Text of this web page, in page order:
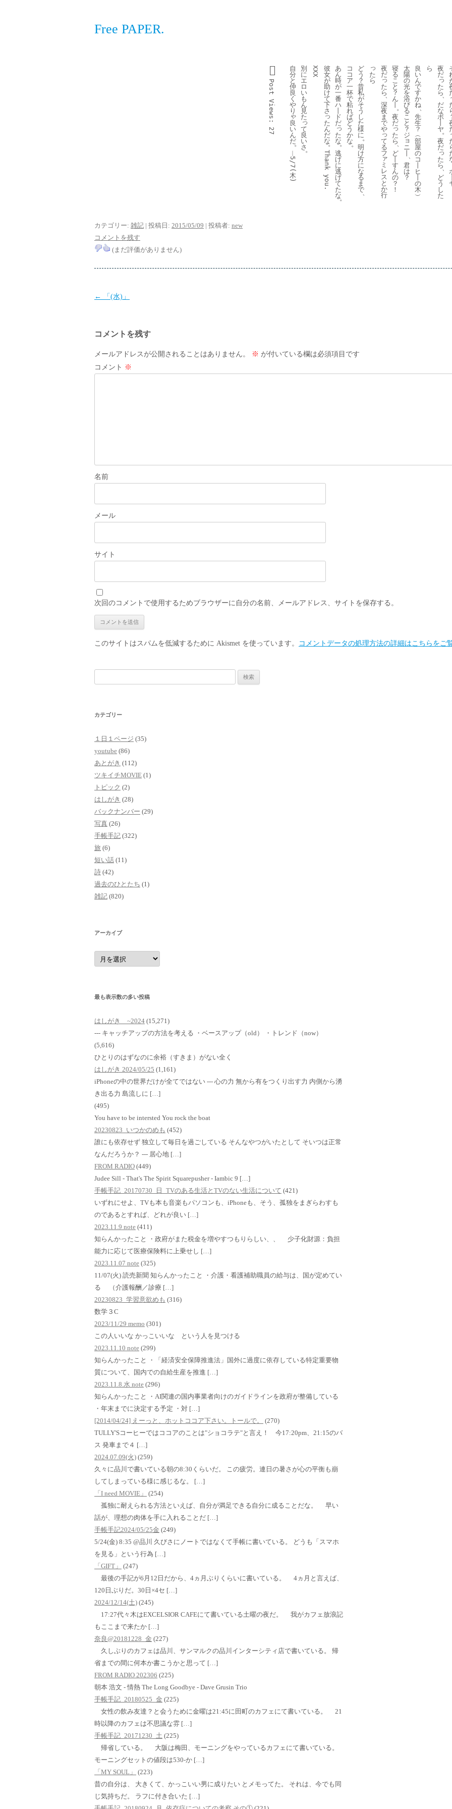
Free PAPER.
丨
夜
だ
っ
た
ら、
だ
な
ボ
ヤ。
夜
だ
っ
た
ら、
ど
う
し
た
ら
良
い
ん
で
す
か
ね、
先
生
？
︵
部
屋
の
コ
ヒ
の
木
︶
太
陽
の
光
を
浴
び
る
こ
と
？
ジ
ョ
ニ
、
君
は
？
寝
る
こ
と
？
ん
。
夜
だ
っ
た
ら、
ど
す
ん
の
？
！
夜
だ
っ
た
ら、
深
夜
ま
で
や
っ
て
る
フ
ァ
ミ
レ
ス
と
か
行
っ
た
ら
ど
う
？
昔
私
が
そ
う
し
た
様
に。
明
け
方
に
な
る
ま
で、
コ
コ
ア
一
杯
で
粘
れ
ば
ど
う
か
な。
あ
ん
時
が
一
番
ハ
ド
だ
っ
た
な。
逃
げ
に
逃
げ
て
た
な。
彼
女
が
助
け
て
下
さ
っ
た
ん
だ
な。
Thank
you.
XXX
別
に
エ
ロ
い
も
ん
見
た
っ
て
良
い
さ。
自
分
と
仲
良
く
や
り
ゃ
良
い
ん
だ。
︱
5/7(
木
)
Post
Views:
27
カテゴリー: 雑記 | 投稿日: 2015/05/09 | 投稿者: new
コメントを残す
(まだ評価がありません)
投
ビ
ゲ
ー
← 「(水)」
コメントを残す
メールアドレスが公開されることはありません。 ※ が付いている欄は必須項目です
コメント ※
名前
メール
サイト
次回のコメントで使用するためブラウザーに自分の名前、メールアドレス、サイトを保存する。
このサイトはスパムを低減するために Akismet を使っています。 コメントデータの処理方法の詳細はこちらをご
索:
カテゴリー
１日１ページ (35)
youtube (86)
あとがき (112)
ツキイチMOVIE (1)
トピック (2)
はしがき (28)
バックナンバー (29)
写真 (26)
手帳手記 (322)
旅 (6)
短い話 (11)
詩 (42)
過去のひとたち (1)
雑記 (820)
アーカイブ
ア
イ
ブ
最も表示数の多い投稿
はしがき ~2024 (15,271)
--- キャッチアップの方法を考える ・ベースアップ（old） ・トレンド（now）
(5,616)
ひとりのはずなのに余裕（すきま）がない全く
はしがき 2024/05/25 (1,161)
iPhoneの中の世界だけが全てではない --- 心の力 無から有をつくり出す力 内側から湧
き出る力 島流しに […]
(495)
You have to be intersted You rock the boat
20230823_いつかのめも (452)
誰にも依存せず 独立して毎日を過ごしている そんなやつがいたとして そいつは正常
なんだろうか？ --- 居心地 […]
FROM RADIO (449)
Judee Sill - That's The Spirit Squarepusher - Iambic 9 […]
手帳手記_20170730_日_TVのある生活とTVのない生活について (421)
いずれにせよ、TVも本も音楽もパソコンも、iPhoneも、そう、孤独をまぎらわすも
のであるとすれば、どれが良い […]
2023.11.9 note (411)
知らんかったこと ・政府がまた税金を増やすつもりらしい、、 少子化財源：負担
能力に応じて医療保険料に上乗せし […]
2023.11.07 note (325)
11/07(火) 読売新聞 知らんかったこと ・介護・看護補助職員の給与は、国が定めてい
る （介護報酬／診療 […]
20230823_学習意欲めも (316)
数学３C
2023/11/29 memo (301)
この人いいな かっこいいな という人を見つける
2023.11.10 note (299)
知らんかったこと ・「経済安全保障推進法」国外に過度に依存している特定重要物
質について、国内での自給生産を推進 […]
2023.11.8.水 note (296)
知らんかったこと ・AI関連の国内事業者向けのガイドラインを政府が整備している
・年末までに決定する予定 ・対 […]
[2014/04/24] えーっと、ホットココア下さい。トールで。
(270)
TULLY'Sコーヒーではココアのことは"ショコラテ"と言え！ 今17:20pm、21:15のバ
ス 発車まで４ […]
2024.07.09(火) (259)
久々に品川で書いている朝の8:30くらいだ。 この疲労。連日の暑さが心の平衡も崩
してしまっている様に感じるな。 […]
「I need MOVIE」
(254)
孤独に耐えられる方法といえば、自分が満足できる自分に成ることだな。 早い
話が、理想の肉体を手に入れることだ […]
手帳手記2024/05/25金 (249)
5/24(金) 8:35 @品川 久びさにノートではなくて手帳に書いている。 どうも「スマホ
を見る」という行為 […]
「GIFT」
(247)
最後の手記が6月12日だから、4ヵ月ぶりくらいに書いている。 4ヵ月と言えば、
120日ぶりだ。30日×4セ […]
2024/12/14(土) (245)
17:27代々木はEXCELSIOR CAFEにて書いている土曜の夜だ。 我がカフェ放浪記
もここまで来たか […]
奈良@20181228_金 (227)
久しぶりのカフェは品川、サンマルクの品川インターシティ店で書いている。 帰
省までの間に何本か書こうかと思って […]
FROM RADIO 202306 (225)
朝本 浩文 - 情熱 The Long Goodbye - Dave Grusin Trio
手帳手記_20180525_金 (225)
女性の飲み友達？と会うために金曜は21:45に田町のカフェにて書いている。 21
時以降のカフェは不思議な雰 […]
手帳手記_20171230_土 (225)
帰省している。 大阪は梅田、モーニングをやっているカフェにて書いている。
モーニングセットの値段は530-か […]
「MY SOUL」
(223)
昔の自分は、 大きくて、かっこいい男に成りたい とメモってた。 それは、今でも同
じ気持ちだ。 ラフに付き合いた […]